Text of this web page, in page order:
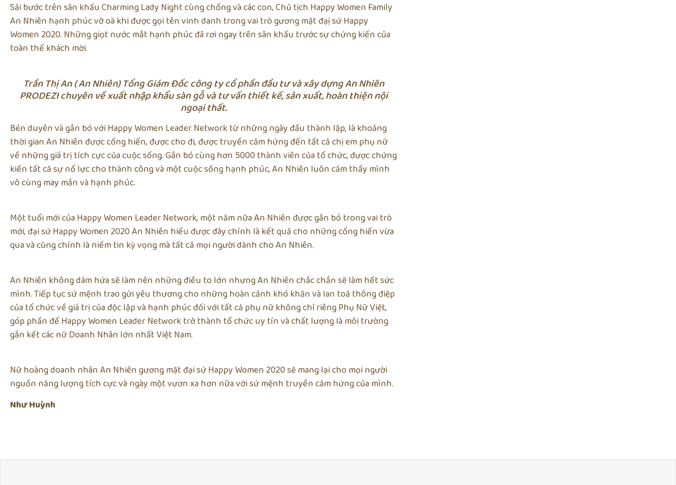
Sải bước trên sân khấu Charming Lady Night cùng chồng và các con, Chủ tịch Happy Women Family
An Nhiên hạnh phúc vỡ oà khi được gọi tên vinh danh trong vai trò gương mặt đạị sứ Happy
Women 2020. Những giọt nước mắt hạnh phúc đã rơi ngay trên sân khấu trước sự chứng kiến của
toàn thể khách mời.
Trần Thị An ( An Nhiên) Tổng Giám Đốc công ty cổ phần đầu tư và xây dựng An Nhiên
PRODEZI chuyên về xuất nhập khẩu sàn gỗ và tư vấn thiết kế, sản xuất, hoàn thiện nội
ngoại thất.
Bén duyên và gắn bó với Happy Women Leader Network từ những ngày đầu thành lập, là khoảng
thời gian An Nhiên được cống hiến, được cho đi, được truyền cảm hứng đến tất cả chị em phụ nữ
về những giá trị tích cực của cuộc sống. Gắn bó cùng hơn 5000 thành viên của tổ chức, được chứng
kiến tất cả sự nổ lực cho thành công và một cuộc sống hạnh phúc, An Nhiên luôn cảm thấy mình
vô cùng may mắn và hạnh phúc.
Một tuổi mới của Happy Women Leader Network, một năm nữa An Nhiên được gắn bó trong vai trò
mới, đại sứ Happy Women 2020 An Nhiên hiểu được đây chính là kết quả cho những cống hiến vừa
qua và cũng chính là niềm tin kỳ vọng mà tất cả mọi người dành cho An Nhiên.
An Nhiên không dám hứa sẽ làm nên những điều to lớn nhưng An Nhiên chắc chắn sẽ làm hết sức
mình. Tiếp tục sứ mệnh trao gửi yêu thương cho những hoàn cảnh khó khăn và lan toả thông điệp
của tổ chức về giá trị của độc lập và hạnh phúc đối với tất cả phụ nữ không chỉ riêng Phụ Nữ Việt,
góp phần để Happy Women Leader Network trở thành tổ chức uy tín và chất lượng là môi trường
gắn kết các nữ Doanh Nhân lớn nhất Việt Nam.
Nữ hoàng doanh nhân An Nhiên gương mặt đại sứ Happy Women 2020 sẽ mang lại cho mọi người
nguồn năng lượng tích cực và ngày một vươn xa hơn nữa với sứ mệnh truyền cảm hứng của mình.
Như Huỳnh